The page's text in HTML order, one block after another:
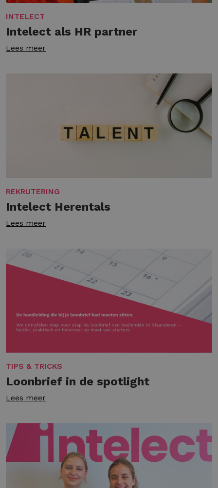
INTELECT
Intelect als HR partner
Lees meer
REKRUTERING
Intelect Herentals
Lees meer
TIPS & TRICKS
Loonbrief in de spotlight
Lees meer